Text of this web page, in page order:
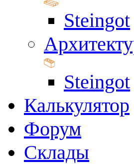
Steingot
Steingot
Калькулятор
Форум
Склады